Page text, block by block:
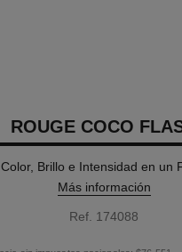
ROUGE COCO
Color, Brillo e Intensidad en un
Más información
Ref. 174088